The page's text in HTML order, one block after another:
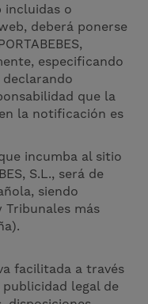
incluidas o
deberá ponerse
especificando
que la
la notificación es
incumba al sitio
S.L., será de
siendo
Tribunales más
facilitada a través
legal de